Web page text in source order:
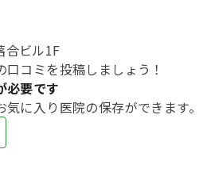
合ビル1F
コミを投稿しましょう！
必要です
に入り医院の保存ができます。